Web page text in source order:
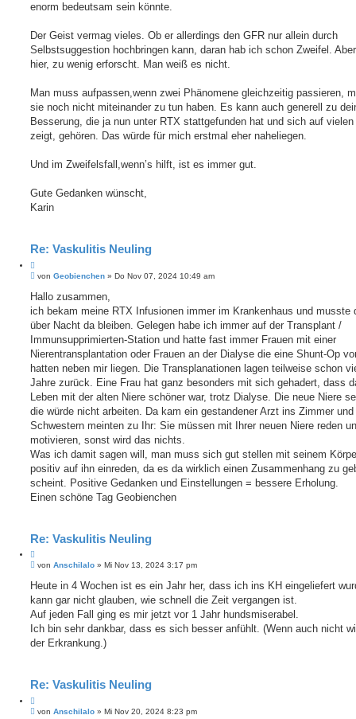
enorm bedeutsam sein könnte.
Der Geist vermag vieles. Ob er allerdings den GFR nur allein durch
Selbstsuggestion hochbringen kann, daran hab ich schon Zweifel.
hier, zu wenig erforscht. Man weiß es nicht.
Man muss aufpassen,wenn zwei Phänomene gleichzeitig passieren,
sie noch nicht miteinander zu tun haben. Es kann auch generell zu
Besserung, die ja nun unter RTX stattgefunden hat und sich auf vielen
zeigt, gehören. Das würde für mich erstmal eher naheliegen.
Und im Zweifelsfall,wenn’s hilft, ist es immer gut.
Gute Gedanken wünscht,
Karin
Re: Vaskulitis Neuling
i
e
r
e
n
B
i
r
a
von Geobienchen » Do Nov 07, 2024 10:49 am
Hallo zusammen,
ich bekam meine RTX Infusionen immer im Krankenhaus und musste
über Nacht da bleiben. Gelegen habe ich immer auf der Transplant /
Immunsupprimierten-Station und hatte fast immer Frauen mit einer
Nierentransplantation oder Frauen an der Dialyse die eine Shunt-Op
hatten neben mir liegen. Die Transplanationen lagen teilweise schon
Jahre zurück. Eine Frau hat ganz besonders mit sich gehadert, dass
Leben mit der alten Niere schöner war, trotz Dialyse. Die neue Niere
die würde nicht arbeiten. Da kam ein gestandener Arzt ins Zimmer und
Schwestern meinten zu Ihr: Sie müssen mit Ihrer neuen Niere reden
motivieren, sonst wird das nichts.
Was ich damit sagen will, man muss sich gut stellen mit seinem
positiv auf ihn einreden, da es da wirklich einen Zusammenhang zu
scheint. Positive Gedanken und Einstellungen = bessere Erholung.
Einen schöne Tag Geobienchen
Re: Vaskulitis Neuling
i
e
r
e
n
B
i
r
a
von Anschilalo » Mi Nov 13, 2024 3:17 pm
Heute in 4 Wochen ist es ein Jahr her, dass ich ins KH eingeliefert
kann gar nicht glauben, wie schnell die Zeit vergangen ist.
Auf jeden Fall ging es mir jetzt vor 1 Jahr hundsmiserabel.
Ich bin sehr dankbar, dass es sich besser anfühlt. (Wenn auch nicht
der Erkrankung.)
Re: Vaskulitis Neuling
Bvon Anschilalo » Mi Nov 20, 2024 8:23 pm